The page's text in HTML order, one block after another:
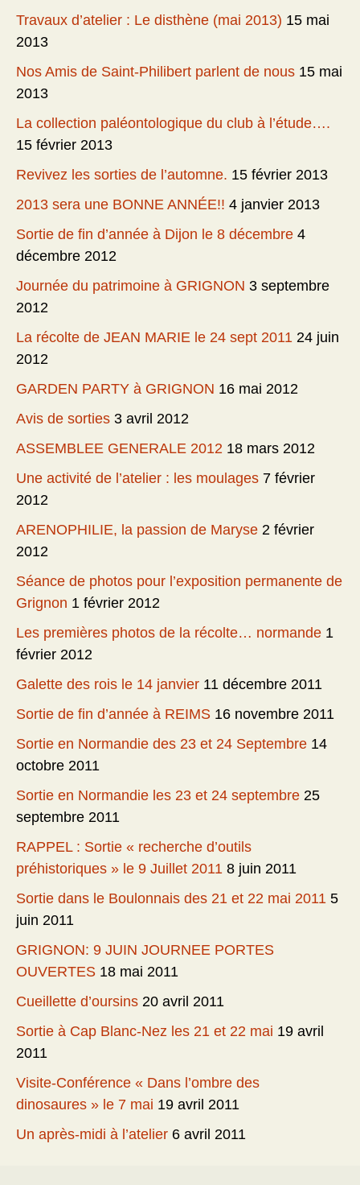
Travaux d’atelier : Le disthène (mai 2013) 15 mai
2013
Nos Amis de Saint-Philibert parlent de nous 15 mai
2013
La collection paléontologique du club à l’étude….
15 février 2013
Revivez les sorties de l’automne. 15 février 2013
2013 sera une BONNE ANNÉE!! 4 janvier 2013
Sortie de fin d’année à Dijon le 8 décembre 4
décembre 2012
Journée du patrimoine à GRIGNON 3 septembre
2012
La récolte de JEAN MARIE le 24 sept 2011 24 juin
2012
GARDEN PARTY à GRIGNON 16 mai 2012
Avis de sorties 3 avril 2012
ASSEMBLEE GENERALE 2012 18 mars 2012
Une activité de l’atelier : les moulages 7 février
2012
ARENOPHILIE, la passion de Maryse 2 février
2012
Séance de photos pour l’exposition permanente de
Grignon 1 février 2012
Les premières photos de la récolte… normande 1
février 2012
Galette des rois le 14 janvier 11 décembre 2011
Sortie de fin d’année à REIMS 16 novembre 2011
Sortie en Normandie des 23 et 24 Septembre 14
octobre 2011
Sortie en Normandie les 23 et 24 septembre 25
septembre 2011
RAPPEL : Sortie « recherche d’outils
préhistoriques » le 9 Juillet 2011 8 juin 2011
Sortie dans le Boulonnais des 21 et 22 mai 2011 5
juin 2011
GRIGNON: 9 JUIN JOURNEE PORTES
OUVERTES 18 mai 2011
Cueillette d’oursins 20 avril 2011
Sortie à Cap Blanc-Nez les 21 et 22 mai 19 avril
2011
Visite-Conférence « Dans l’ombre des
dinosaures » le 7 mai 19 avril 2011
Un après-midi à l’atelier 6 avril 2011